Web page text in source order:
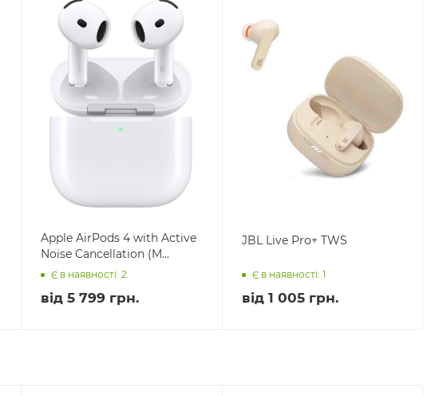
Apple AirPods 4 with Active
Noise Cancellation (M...
Є в наявності: 2
від 5 799 грн.
JBL Live Pro+ TWS
Є в наявності: 1
від 1 005 грн.